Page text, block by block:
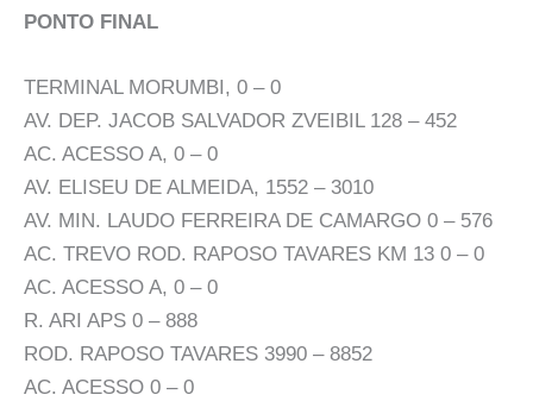
PONTO FINAL
TERMINAL MORUMBI, 0 – 0
AV. DEP. JACOB SALVADOR ZVEIBIL 128 – 452
AC. ACESSO A, 0 – 0
AV. ELISEU DE ALMEIDA, 1552 – 3010
AV. MIN. LAUDO FERREIRA DE CAMARGO 0 – 576
AC. TREVO ROD. RAPOSO TAVARES KM 13 0 – 0
AC. ACESSO A, 0 – 0
R. ARI APS 0 – 888
ROD. RAPOSO TAVARES 3990 – 8852
AC. ACESSO 0 – 0